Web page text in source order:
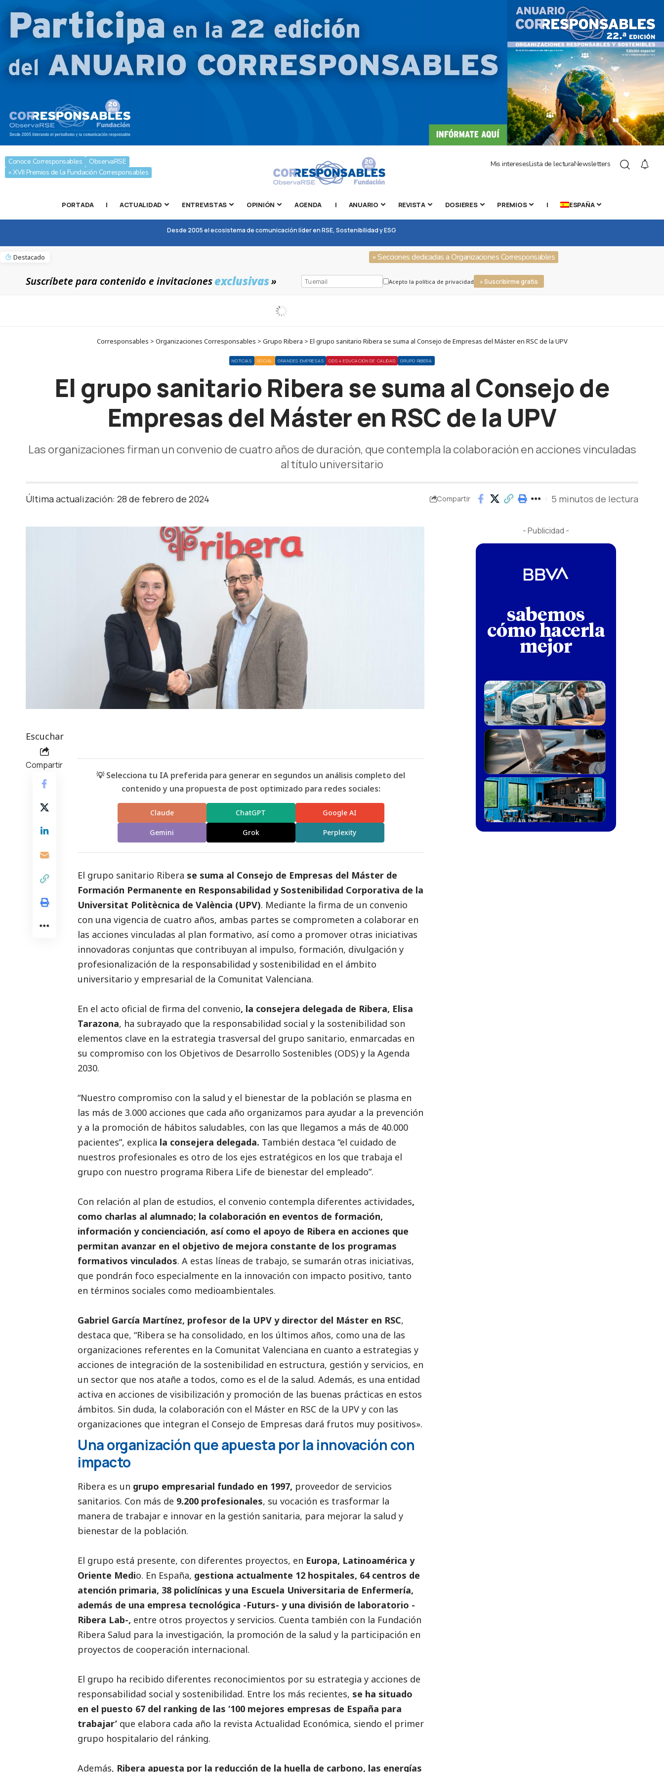
Conoce Corresponsables
ObservaRSE
» XVII Premios de la Fundación Corresponsables
Mis interesesLista de lecturaNewsletters
PORTADA | ACTUALIDAD ENTREVISTAS OPINIÓN AGENDA | ANUARIO REVISTA DOSIERES PREMIOS | ESPAÑA
Desde 2005 el ecosistema de comunicación líder en RSE, Sostenibilidad y ESG
Destacado » Secciones dedicadas a Organizaciones Corresponsables
Suscríbete para contenido e invitacionesexclusivas» Acepto la política de privacidad » Suscribirme gratis
Corresponsables > Organizaciones Corresponsables > Grupo Ribera > El grupo sanitario Ribera se suma al Consejo de Empresas del Máster en RSC de la UPV
NOTICIAS SOCIAL GRANDES EMPRESAS ODS 4 EDUCACIÓN DE CALIDAD GRUPO RIBERA
El grupo sanitario Ribera se suma al Consejo de
Empresas del Máster en RSC de la UPV
Las organizaciones firman un convenio de cuatro años de duración, que contempla la colaboración en acciones vinculadas
al título universitario
Última actualización: 28 de febrero de 2024 Compartir 5 minutos de lectura
Escuchar
Compartir
💡 Selecciona tu IA preferida para generar en segundos un análisis completo del
contenido y una propuesta de post optimizado para redes sociales:
Claude ChatGPT Google AI
Gemini Grok Perplexity
El grupo sanitario Ribera se suma al Consejo de Empresas del Máster de
Formación Permanente en Responsabilidad y Sostenibilidad Corporativa de la
Universitat Politècnica de València (UPV). Mediante la firma de un convenio
con una vigencia de cuatro años, ambas partes se comprometen a colaborar en
las acciones vinculadas al plan formativo, así como a promover otras iniciativas
innovadoras conjuntas que contribuyan al impulso, formación, divulgación y
profesionalización de la responsabilidad y sostenibilidad en el ámbito
universitario y empresarial de la Comunitat Valenciana.
En el acto oficial de firma del convenio, la consejera delegada de Ribera, Elisa
Tarazona, ha subrayado que la responsabilidad social y la sostenibilidad son
elementos clave en la estrategia trasversal del grupo sanitario, enmarcadas en
su compromiso con los Objetivos de Desarrollo Sostenibles (ODS) y la Agenda
2030.
“Nuestro compromiso con la salud y el bienestar de la población se plasma en
las más de 3.000 acciones que cada año organizamos para ayudar a la prevención
y a la promoción de hábitos saludables, con las que llegamos a más de 40.000
pacientes”, explica la consejera delegada. También destaca “el cuidado de
nuestros profesionales es otro de los ejes estratégicos en los que trabaja el
grupo con nuestro programa Ribera Life de bienestar del empleado”.
Con relación al plan de estudios, el convenio contempla diferentes actividades,
como charlas al alumnado; la colaboración en eventos de formación,
información y concienciación, así como el apoyo de Ribera en acciones que
permitan avanzar en el objetivo de mejora constante de los programas
formativos vinculados. A estas líneas de trabajo, se sumarán otras iniciativas,
que pondrán foco especialmente en la innovación con impacto positivo, tanto
en términos sociales como medioambientales.
Gabriel García Martínez, profesor de la UPV y director del Máster en RSC,
destaca que, “Ribera se ha consolidado, en los últimos años, como una de las
organizaciones referentes en la Comunitat Valenciana en cuanto a estrategias y
acciones de integración de la sostenibilidad en estructura, gestión y servicios, en
un sector que nos atañe a todos, como es el de la salud. Además, es una entidad
activa en acciones de visibilización y promoción de las buenas prácticas en estos
ámbitos. Sin duda, la colaboración con el Máster en RSC de la UPV y con las
organizaciones que integran el Consejo de Empresas dará frutos muy positivos».
Una organización que apuesta por la innovación con
impacto
Ribera es un grupo empresarial fundado en 1997, proveedor de servicios
sanitarios. Con más de 9.200 profesionales, su vocación es trasformar la
manera de trabajar e innovar en la gestión sanitaria, para mejorar la salud y
bienestar de la población.
El grupo está presente, con diferentes proyectos, en Europa, Latinoamérica y
Oriente Medio. En España, gestiona actualmente 12 hospitales, 64 centros de
atención primaria, 38 policlínicas y una Escuela Universitaria de Enfermería,
además de una empresa tecnológica -Futurs- y una división de laboratorio -
Ribera Lab-, entre otros proyectos y servicios. Cuenta también con la Fundación
Ribera Salud para la investigación, la promoción de la salud y la participación en
proyectos de cooperación internacional.
El grupo ha recibido diferentes reconocimientos por su estrategia y acciones de
responsabilidad social y sostenibilidad. Entre los más recientes, se ha situado
en el puesto 67 del ranking de las ‘100 mejores empresas de España para
trabajar’ que elabora cada año la revista Actualidad Económica, siendo el primer
grupo hospitalario del ránking.
Además, Ribera apuesta por la reducción de la huella de carbono, las energías
- Publicidad -